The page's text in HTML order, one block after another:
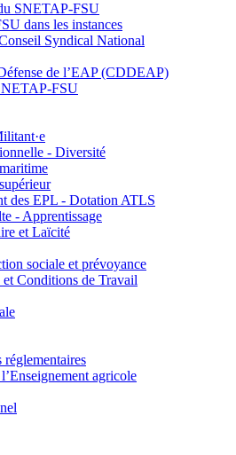
SNETAP-FSU
dans les instances
Syndical National
de l’EAP (CDDEAP)
FSU
- Diversité
des EPL - Dotation ATLS
- Apprentissage
et Laïcité
sociale et prévoyance
et Conditions de Travail
agricole